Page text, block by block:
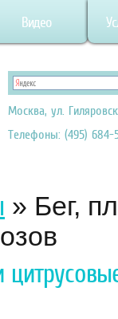
Видео
Москва, ул.
Телефоны: (495) 684-
» Бег,